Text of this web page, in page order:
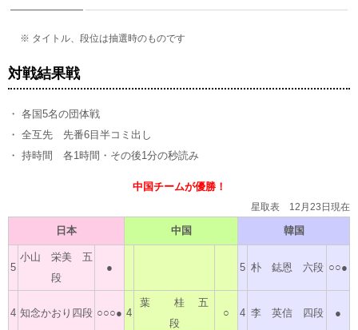
※ タイトル、段位は抽選時のものです
対戦結果戦
・ 各国5名の団体戦
・ 全互先 先番6目半コミ出し
・ 持時間 各1時間・その後1分の秒読み
中国チームが優勝！
星取表 12月23日現在
日本 中国 韓国
5
小山 栄美 五
段
● 5 朴 鋕恩 六段 ○○●
4 知念かおり四段 ○○○● 4
葉 桂 五
段
○ 4 李 英信 四段 ●